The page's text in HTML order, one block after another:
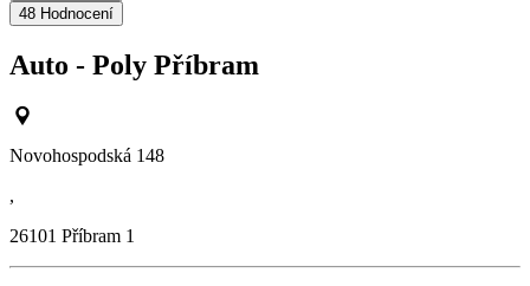
48 Hodnocení
Auto - Poly Příbram
Novohospodská 148
,
26101 Příbram 1